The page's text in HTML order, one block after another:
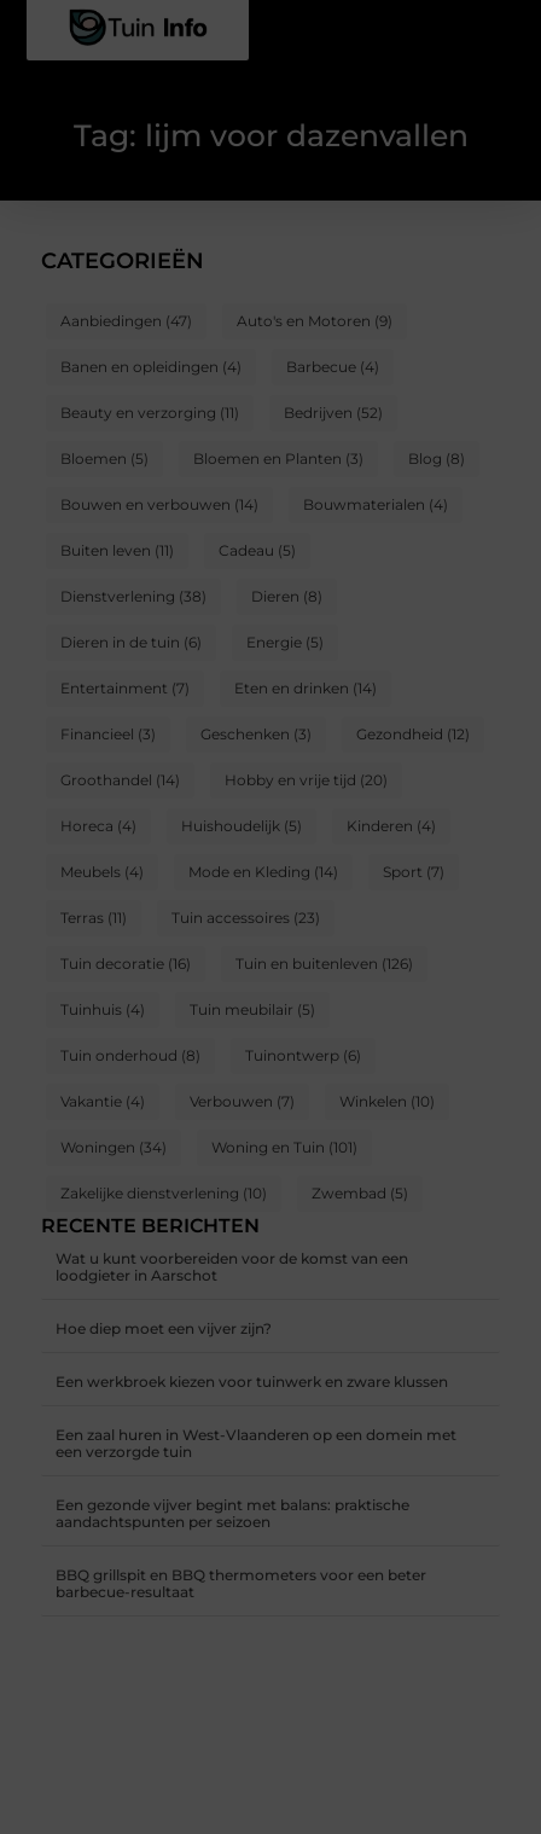
Tag: lijm voor dazenvallen
CATEGORIEËN
Aanbiedingen (47) Auto's en Motoren (9)
Banen en opleidingen (4) Barbecue (4)
Beauty en verzorging (11) Bedrijven (52)
Bloemen (5) Bloemen en Planten (3) Blog (8)
Bouwen en verbouwen (14) Bouwmaterialen (4)
Buiten leven (11) Cadeau (5)
Dienstverlening (38) Dieren (8)
Dieren in de tuin (6) Energie (5)
Entertainment (7) Eten en drinken (14)
Financieel (3) Geschenken (3) Gezondheid (12)
Groothandel (14) Hobby en vrije tijd (20)
Horeca (4) Huishoudelijk (5) Kinderen (4)
Meubels (4) Mode en Kleding (14) Sport (7)
Terras (11) Tuin accessoires (23)
Tuin decoratie (16) Tuin en buitenleven (126)
Tuinhuis (4) Tuin meubilair (5)
Tuin onderhoud (8) Tuinontwerp (6)
Vakantie (4) Verbouwen (7) Winkelen (10)
Woningen (34) Woning en Tuin (101)
Zakelijke dienstverlening (10) Zwembad (5)
RECENTE BERICHTEN
Wat u kunt voorbereiden voor de komst van een
loodgieter in Aarschot
Hoe diep moet een vijver zijn?
Een werkbroek kiezen voor tuinwerk en zware klussen
Een zaal huren in West-Vlaanderen op een domein met
een verzorgde tuin
Een gezonde vijver begint met balans: praktische
aandachtspunten per seizoen
BBQ grillspit en BBQ thermometers voor een beter
barbecue-resultaat